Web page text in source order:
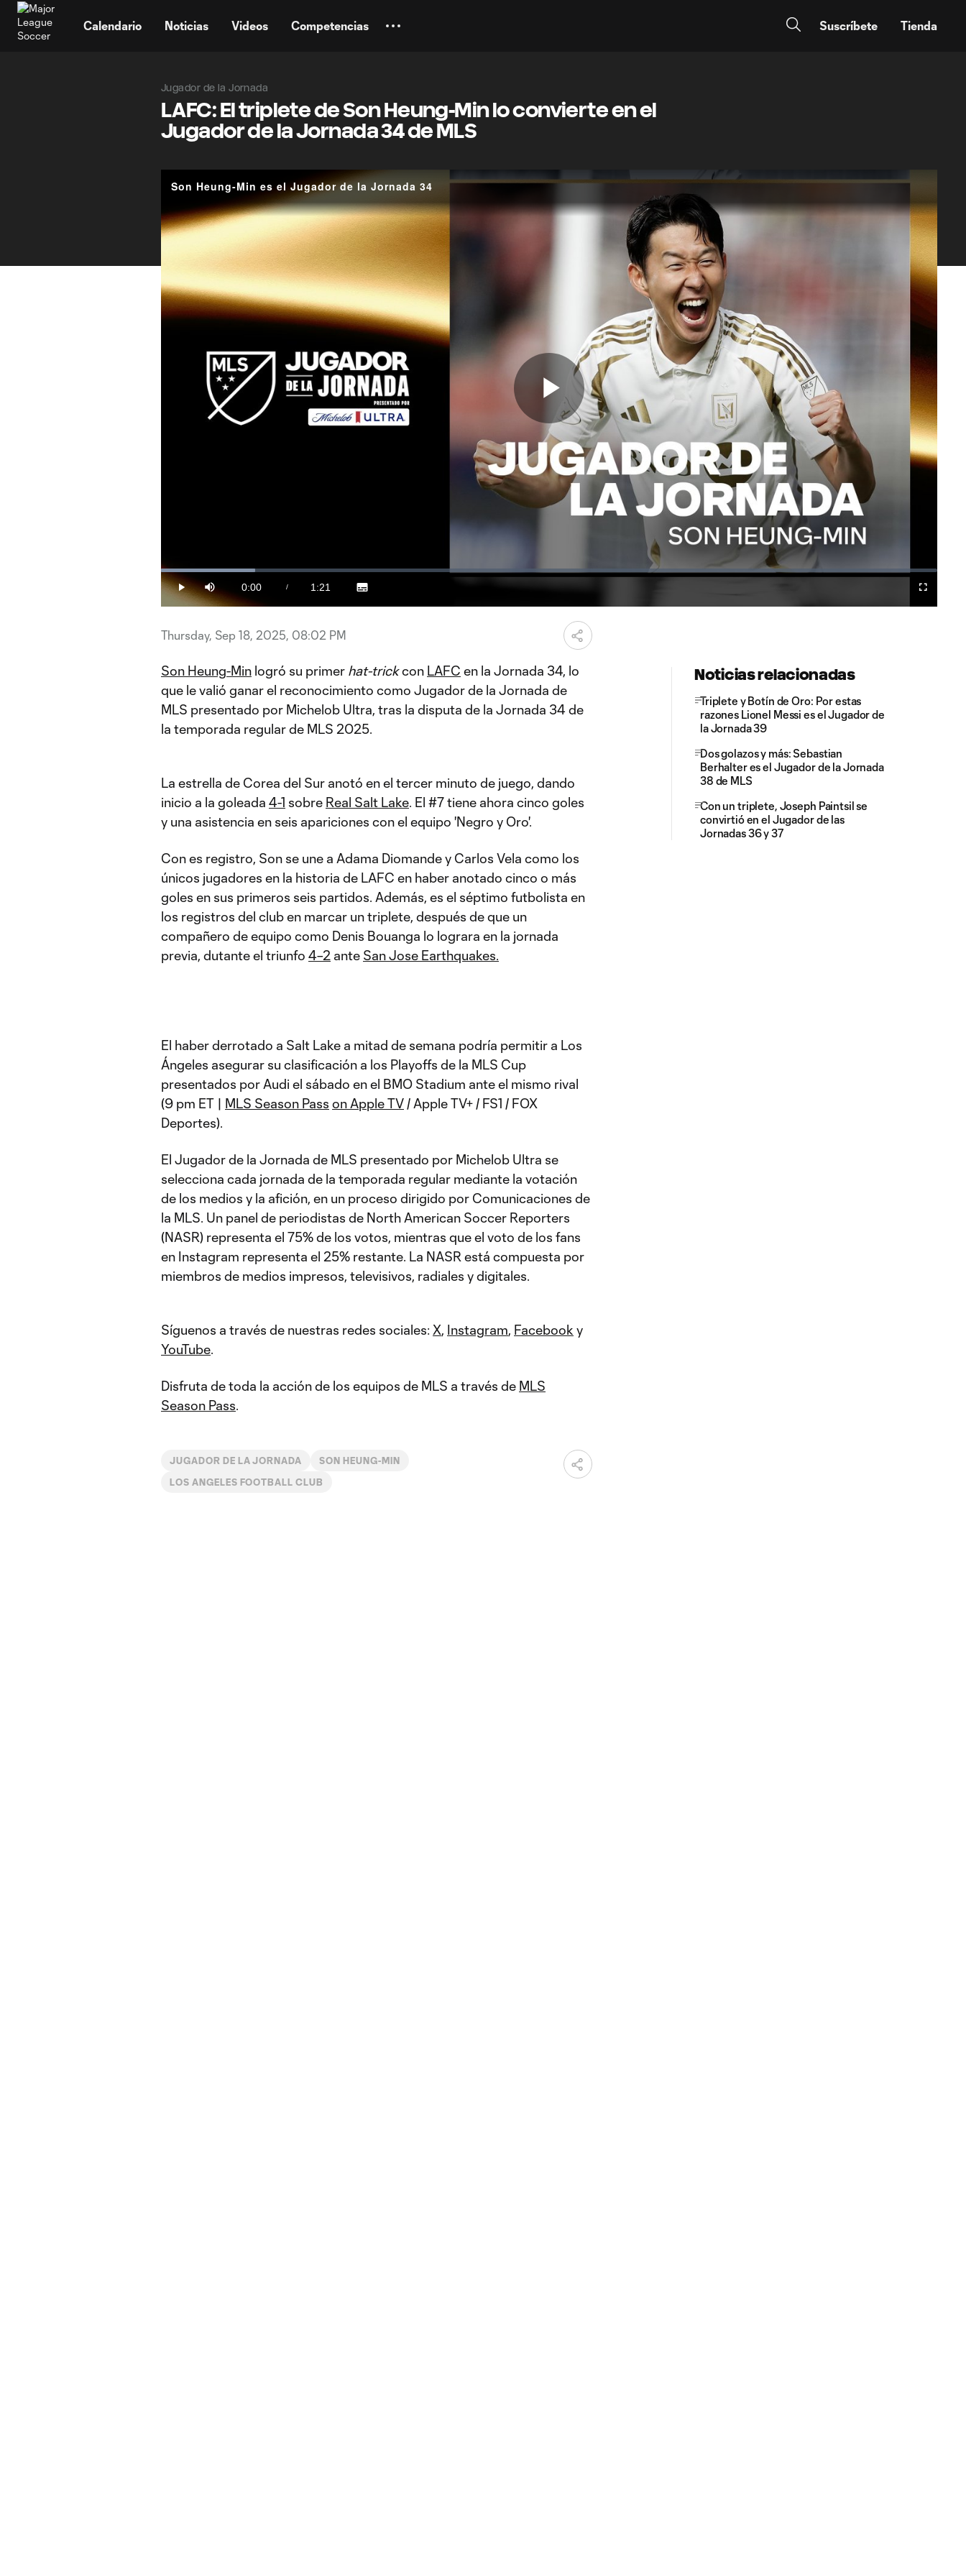
Calendario Noticias Videos Competencias Suscríbete Tienda
Jugador de la Jornada
LAFC: El triplete de Son Heung-Min lo convierte en el
Jugador de la Jornada 34 de MLS
Son Heung-Min es el Jugador de la Jornada 34
Play
Video
Play Mute
Current
Time
0:00 /
Duration
1:21
Loaded:
Subtitles
Fullscreen
Thursday, Sep 18, 2025, 08:02 PM
Son Heung-Min logró su primer hat-trickcon LAFC en la Jornada 34, lo
que le valió ganar el reconocimiento como Jugador de la Jornada de
MLS presentado por Michelob Ultra, tras la disputa de la Jornada 34 de
la temporada regular de MLS 2025.
La estrella de Corea del Sur anotó en el tercer minuto de juego, dando
inicio a la goleada 4-1 sobre Real Salt Lake. El #7 tiene ahora cinco goles
y una asistencia en seis apariciones con el equipo 'Negro y Oro'.
Con es registro, Son se une a Adama Diomande y Carlos Vela como los
únicos jugadores en la historia de LAFC en haber anotado cinco o más
goles en sus primeros seis partidos. Además, es el séptimo futbolista en
los registros del club en marcar un triplete, después de que un
compañero de equipo como Denis Bouanga lo lograra en la jornada
previa, dutante el triunfo 4–2 ante San Jose Earthquakes.
El haber derrotado a Salt Lake a mitad de semana podría permitir a Los
Ángeles asegurar su clasificación a los Playoffs de la MLS Cup
presentados por Audi el sábado en el BMO Stadium ante el mismo rival
(9 pm ET | MLS Season Pass on Apple TV / Apple TV+ / FS1 / FOX
Deportes).
El Jugador de la Jornada de MLS presentado por Michelob Ultra se
selecciona cada jornada de la temporada regular mediante la votación
de los medios y la afición, en un proceso dirigido por Comunicaciones de
la MLS. Un panel de periodistas de North American Soccer Reporters
(NASR) representa el 75% de los votos, mientras que el voto de los fans
en Instagram representa el 25% restante. La NASR está compuesta por
miembros de medios impresos, televisivos, radiales y digitales.
Síguenos a través de nuestras redes sociales: X, Instagram, Facebook y
YouTube.
Disfruta de toda la acción de los equipos de MLS a través de MLS
Season Pass.
JUGADOR DE LA JORNADA SON HEUNG-MIN
LOS ANGELES FOOTBALL CLUB
Noticias relacionadas
Triplete y Botín de Oro: Por estas
razones Lionel Messi es el Jugador de
la Jornada 39
Dos golazos y más: Sebastian
Berhalter es el Jugador de la Jornada
38 de MLS
Con un triplete, Joseph Paintsil se
convirtió en el Jugador de las
Jornadas 36 y 37